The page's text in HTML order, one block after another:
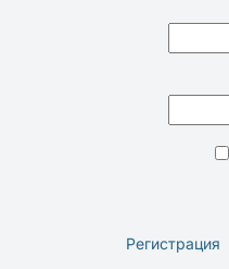
Регистрация